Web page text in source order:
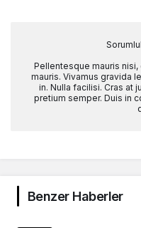
Pellentesque mauris
mauris. Vivamus gravida
in. Nulla facilisi. Cras at
pretium semper. Duis in
Benzer Haberler